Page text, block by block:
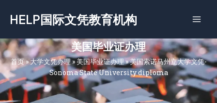
容
HELP国际文凭教育机构
美国毕业证办理
首页»大学文凭办理»美国毕业证办理»美国索诺马州立大学文凭-
Sonoma State University diploma